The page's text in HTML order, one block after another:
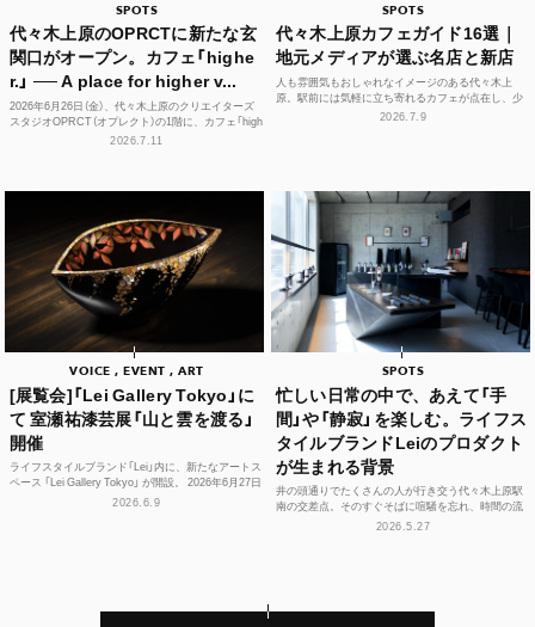
SPOTS
代々木上原のOPRCTに新たな玄
関口がオープン。カフェ「highe
r.」 ── A place for higher v...
2026年6月26日（金）、代々木上原のクリエイターズ
スタジオOPRCT（オプレクト）の1階に、カフェ「high
er.」（ハイアー）がグランドオープンし...
2026.7.11
SPOTS
代々木上原カフェガイド16選｜
地元メディアが選ぶ名店と新店
人も雰囲気もおしゃれなイメージのある代々木上
原。駅前には気軽に立ち寄れるカフェが点在し、少
し歩けば、コーヒーやスイーツ、空間づくりにこだ
2026.7.9
VOICE , EVENT , ART
[展覧会]「Lei Gallery Tokyo」に
て 室瀬祐漆芸展「山と雲を渡る」
開催
ライフスタイルブランド「Lei」内に、新たなアートス
ペース 「Lei Gallery Tokyo」 が開設。 2026年6月27日
（土）から、初の企画展...2026.6.9
SPOTS
忙しい日常の中で、あえて「手
間」や「静寂」を楽しむ。ライフス
タイルブランドLeiのプロダクト
が生まれる背景
井の頭通りでたくさんの人が行き交う代々木上原駅
南の交差点。そのすぐそばに喧騒を忘れ、時間の流
れや感性をフラットに整えられる空間があります。
2026.5.27